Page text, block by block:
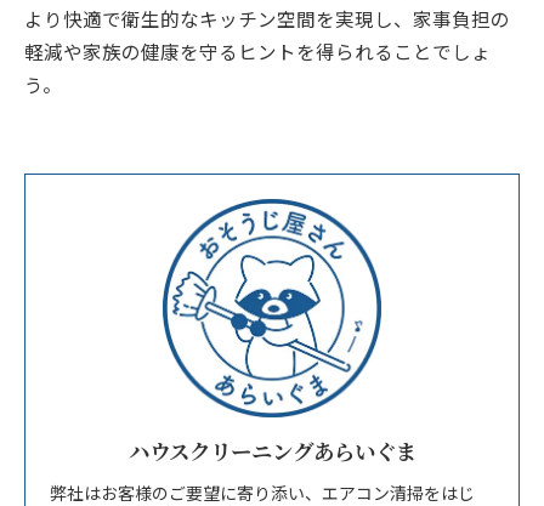
より快適で衛生的なキッチン空間を実現し、家事負担の
軽減や家族の健康を守るヒントを得られることでしょ
う。
ハウスクリーニングあらいぐま
弊社はお客様のご要望に寄り添い、エアコン清掃をはじ